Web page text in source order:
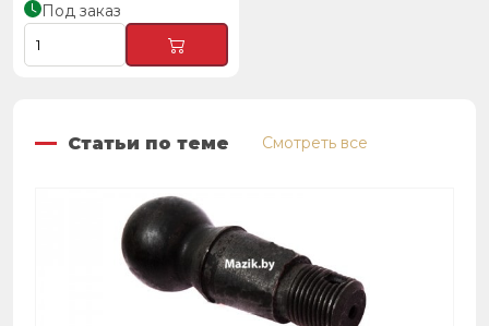
Под заказ
Статьи по теме Смотреть все